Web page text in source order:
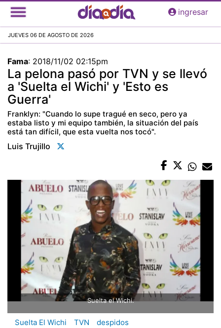
Pasar
al
principal
ingresar
JUEVES 06 DE AGOSTO DE 2026
Fama: 2018/11/02 02:15pm
La pelona pasó por TVN y se llevó
a 'Suelta el Wichi' y 'Esto es
Guerra'
Franklyn: "Cuando lo supe tragué en seco, pero ya
estaba listo y mi equipo también, la situación del país
está tan difícil, que esta vuelta nos tocó".
Luis Trujillo
Suelta el Wichi.
Suelta El Wichi TVN
despidos